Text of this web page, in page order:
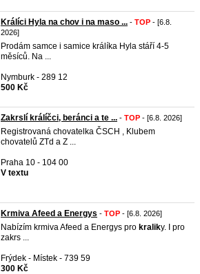
Králíci Hyla na chov i na maso ... - TOP - [6.8.
2026]
Prodám samce i samice králíka Hyla stáří 4-5
měsíců. Na ...
Nymburk - 289 12
500 Kč
Zakrslí králíčci, beránci a te ... - TOP - [6.8. 2026]
Registrovaná chovatelka ČSCH , Klubem
chovatelů ZTd a Z ...
Praha 10 - 104 00
V textu
Krmiva Afeed a Energys - TOP - [6.8. 2026]
Nabízím krmiva Afeed a Energys pro kraliky. I pro
zakrs ...
Frýdek - Místek - 739 59
300 Kč